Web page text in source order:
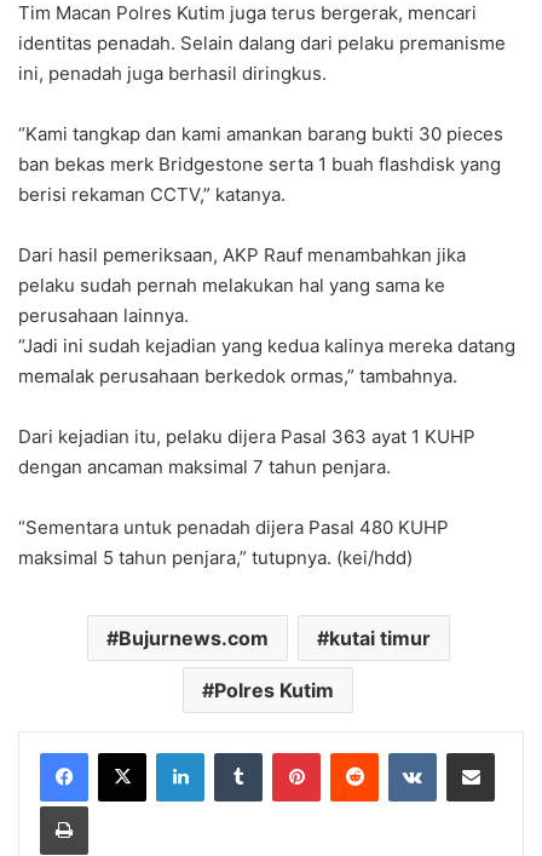
Tim Macan Polres Kutim juga terus bergerak, mencari
identitas penadah. Selain dalang dari pelaku premanisme
ini, penadah juga berhasil diringkus.
“Kami tangkap dan kami amankan barang bukti 30 pieces
ban bekas merk Bridgestone serta 1 buah flashdisk yang
berisi rekaman CCTV,” katanya.
Dari hasil pemeriksaan, AKP Rauf menambahkan jika
pelaku sudah pernah melakukan hal yang sama ke
perusahaan lainnya.
“Jadi ini sudah kejadian yang kedua kalinya mereka datang
memalak perusahaan berkedok ormas,” tambahnya.
Dari kejadian itu, pelaku dijera Pasal 363 ayat 1 KUHP
dengan ancaman maksimal 7 tahun penjara.
“Sementara untuk penadah dijera Pasal 480 KUHP
maksimal 5 tahun penjara,” tutupnya. (kei/hdd)
Bujurnews.com kutai timur
Polres Kutim
LinkedInTumblr PinterestReddit VKontakteShare via Email
Print